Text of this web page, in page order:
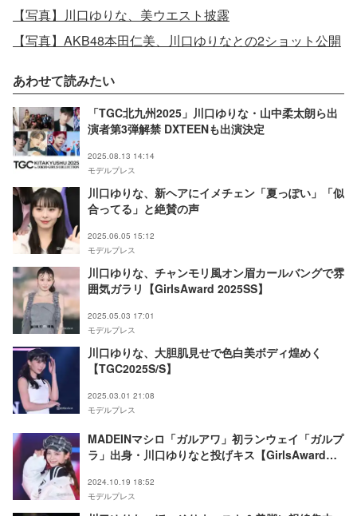
【写真】川口ゆりな、美ウエスト披露
【写真】AKB48本田仁美、川口ゆりなとの2ショット公開
あわせて読みたい
「TGC北九州2025」川口ゆりな・山中柔太朗ら出
演者第3弾解禁 DXTEENも出演決定
2025.08.13 14:14
モデルプレス
川口ゆりな、新ヘアにイメチェン「夏っぽい」「似
合ってる」と絶賛の声
2025.06.05 15:12
モデルプレス
川口ゆりな、チャンモリ風オン眉カールバングで雰
囲気ガラリ【GirlsAward 2025SS】
2025.05.03 17:01
モデルプレス
川口ゆりな、大胆肌見せで色白美ボディ煌めく
【TGC2025S/S】
2025.03.01 21:08
モデルプレス
MADEINマシロ「ガルアワ」初ランウェイ「ガルプ
ラ」出身・川口ゆりなと投げキス【GirlsAward
2024.10.19 18:52
モデルプレス